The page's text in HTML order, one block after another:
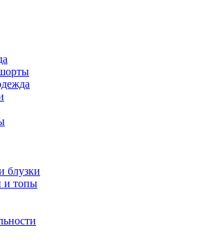
блузки
и топы